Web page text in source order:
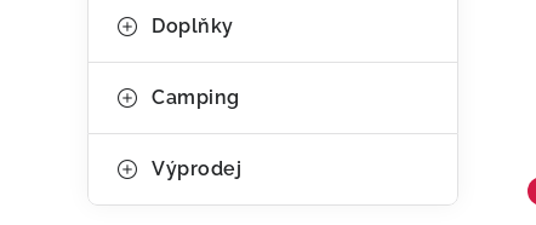
Doplňky
Camping
Výprodej